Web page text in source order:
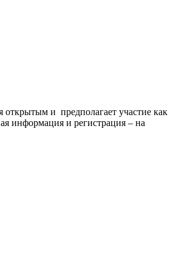
и предполагает участие как
информация и регистрация – на